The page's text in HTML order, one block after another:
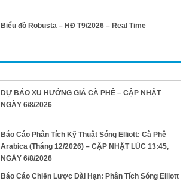
Biểu đồ Robusta – HĐ T9/2026 – Real Time
DỰ BÁO XU HƯỚNG GIÁ CÀ PHÊ – CẬP NHẬT
NGÀY 6/8/2026
Báo Cáo Phân Tích Kỹ Thuật Sóng Elliott: Cà Phê
Arabica (Tháng 12/2026) – CẬP NHẬT LÚC 13:45,
NGÀY 6/8/2026
Báo Cáo Chiến Lược Dài Hạn: Phân Tích Sóng Elliott